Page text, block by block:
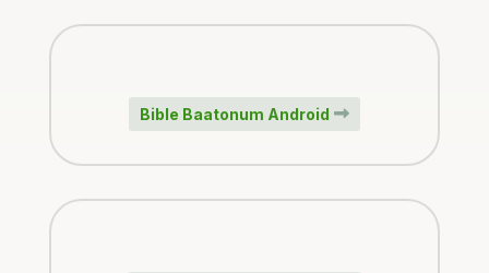
Bible Baatonum Android